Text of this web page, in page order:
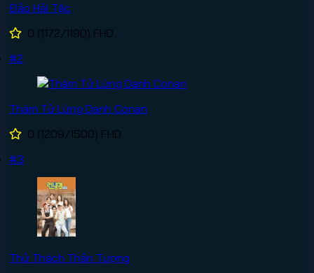
Đảo Hải Tặc
0 (1172/1190) FHD
#2
Thám Tử Lừng Danh Conan
0 (1209/1500) FHD
#3
Thử Thách Thần Tượng